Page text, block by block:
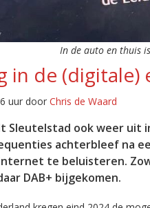
In de auto en thuis
in de (digitale)
uur door Chris de Waard
Sleutelstad ook weer
achterbleef na
te beluisteren.
DAB+ bijgekomen.